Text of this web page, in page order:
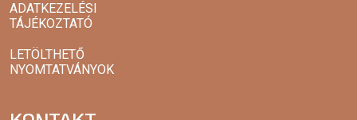
ADATKEZELÉSI
TÁJÉKOZTATÓ
LETÖLTHETŐ
NYOMTATVÁNYOK